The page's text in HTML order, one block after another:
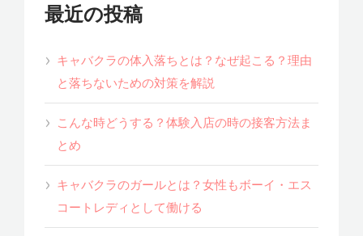
最近の投稿
キャバクラの体入落ちとは？なぜ起こる？理由
と落ちないための対策を解説
こんな時どうする？体験入店の時の接客方法ま
とめ
キャバクラのガールとは？女性もボーイ・エス
コートレディとして働ける